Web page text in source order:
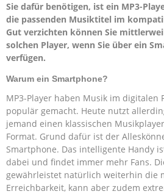
Sie dafür benötigen, ist ein MP3-
die passenden Musiktitel im
Gut verzichten können Sie
solchen Player, wenn Sie über ein
verfügen.
Warum ein Smartphone?
MP3-Player haben Musik im digitalen
populär gemacht. Heute nutzt
jemand einen klassischen
Format. Grund dafür ist der
Smartphone. Das intelligente Handy
dabei und findet immer mehr Fans.
gewährleistet natürlich weiterhin die
Erreichbarkeit, kann aber zudem